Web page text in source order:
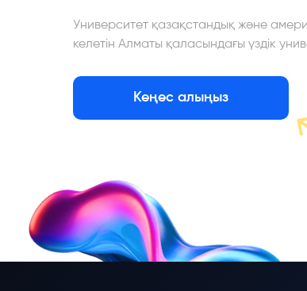
Университет қазақстандық және
келетін Алматы қаласындағы үздік
Кеңес алыңыз